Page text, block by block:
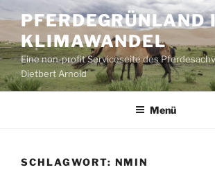
Inhalt
springen
PFERDEGRÜNLAND
KLIMAWANDEL
Eine non-profit Serviceseite des
Dietbert Arnold
Menü
SCHLAGWORT: NMIN